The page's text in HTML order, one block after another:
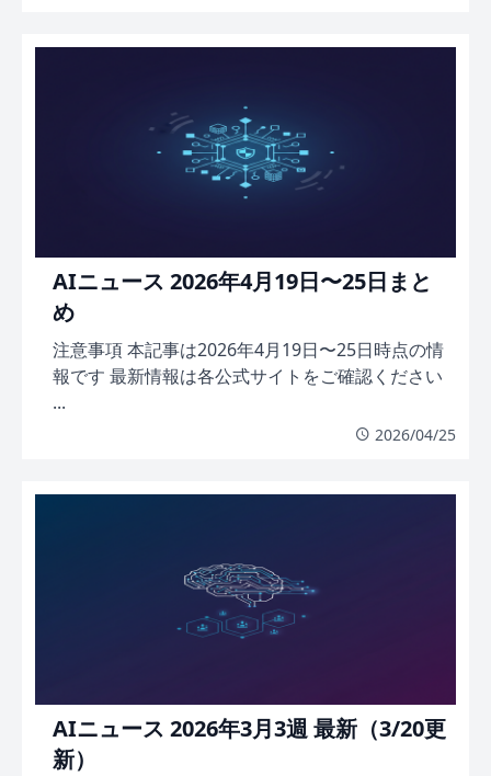
AIニュース 2026年4月19日〜25日まと
め
注意事項 本記事は2026年4月19日〜25日時点の情
報です 最新情報は各公式サイトをご確認ください
...
2026/04/25
AIニュース 2026年3月3週 最新（3/20更
新）